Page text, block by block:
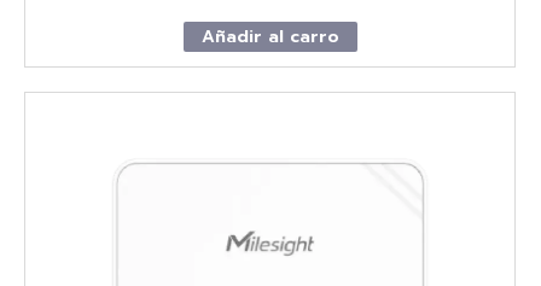
Añadir al carro